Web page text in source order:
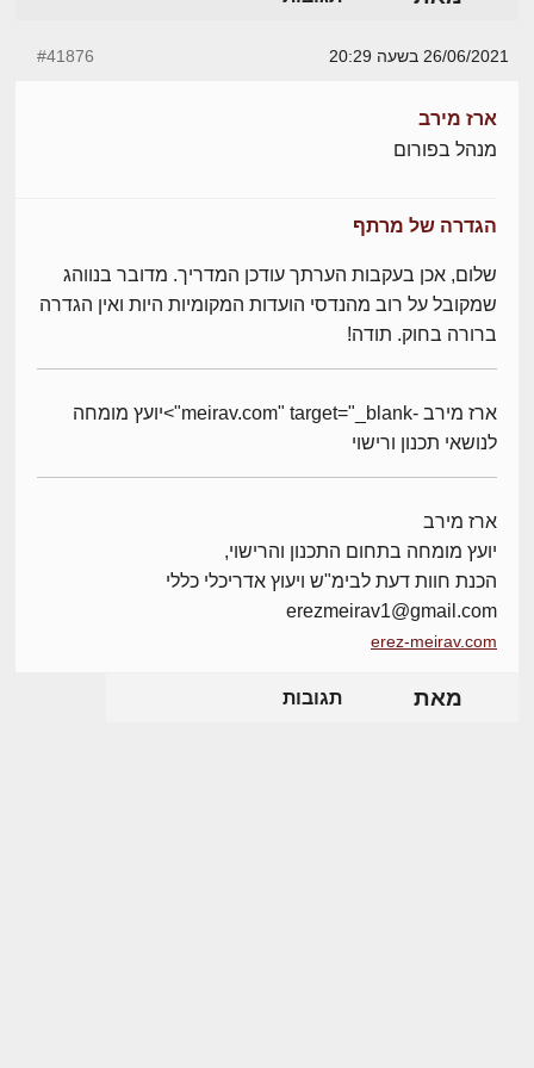
26/06/2021 בשעה 20:29 #41876
ארז מירב
מנהל בפורום
הגדרה של מרתף
שלום, אכן בעקבות הערתך עודכן המדריך. מדובר בנווהג
שמקובל על רוב מהנדסי הועדות המקומיות היות ואין הגדרה
ברורה בחוק. תודה!
ארז מירב -meirav.com" target="_blank">יועץ מומחה
לנושאי תכנון ורישוי
ארז מירב
יועץ מומחה בתחום התכנון והרישוי,
הכנת חוות דעת לבימ"ש ויעוץ אדריכלי כללי
erezmeirav1@gmail.com
erez-meirav.com
מאת תגובות